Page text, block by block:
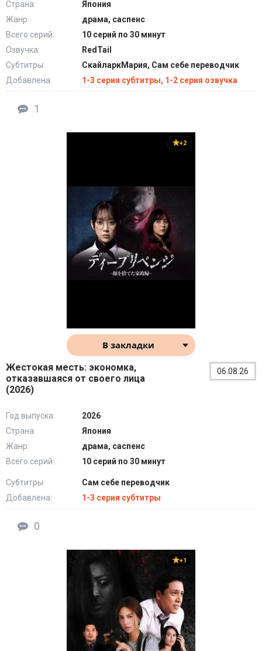
Страна:
Япония
Жанр:
драма, саспенс
Всего серий:
10 серий по 30 минут
Озвучка:
RedTail
Субтитры:
СкайларкМария, Сам себе переводчик
Добавлена:
1-3 серия субтитры, 1-2 серия озвучка
1
+2
В закладки
Жестокая месть: экономка,
отказавшаяся от своего лица
(2026)
06.08.26
Год выпуска:
2026
Страна:
Япония
Жанр:
драма, саспенс
Всего серий:
10 серий по 30 минут
Субтитры:
Сам себе переводчик
Добавлена:
1-3 серия субтитры
0
+1